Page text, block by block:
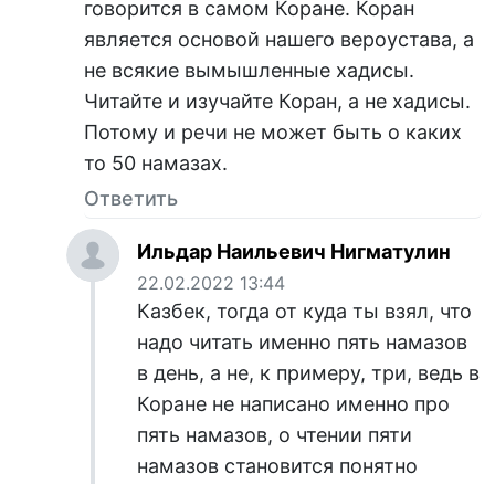
говорится в самом Коране. Коран
является основой нашего вероустава, а
не всякие вымышленные хадисы.
Читайте и изучайте Коран, а не хадисы.
Потому и речи не может быть о каких
то 50 намазах.
Ответить
Ильдар Наильевич Нигматулин
22.02.2022 13:44
Казбек, тогда от куда ты взял, что
надо читать именно пять намазов
в день, а не, к примеру, три, ведь в
Коране не написано именно про
пять намазов, о чтении пяти
намазов становится понятно